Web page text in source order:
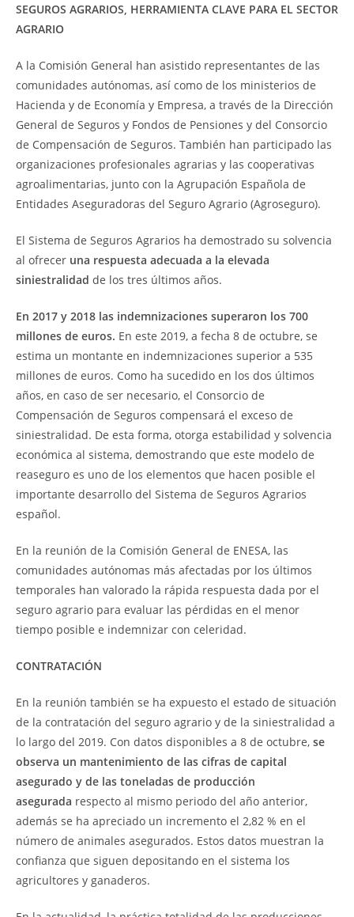
SEGUROS AGRARIOS, HERRAMIENTA CLAVE PARA EL SECTOR
AGRARIO
A la Comisión General han asistido representantes de las
comunidades autónomas, así como de los ministerios de
Hacienda y de Economía y Empresa, a través de la Dirección
General de Seguros y Fondos de Pensiones y del Consorcio
de Compensación de Seguros. También han participado las
organizaciones profesionales agrarias y las cooperativas
agroalimentarias, junto con la Agrupación Española de
Entidades Aseguradoras del Seguro Agrario (Agroseguro).
El Sistema de Seguros Agrarios ha demostrado su solvencia
al ofrecer una respuesta adecuada a la elevada
siniestralidad de los tres últimos años.
En 2017 y 2018 las indemnizaciones superaron los 700
millones de euros. En este 2019, a fecha 8 de octubre, se
estima un montante en indemnizaciones superior a 535
millones de euros. Como ha sucedido en los dos últimos
años, en caso de ser necesario, el Consorcio de
Compensación de Seguros compensará el exceso de
siniestralidad. De esta forma, otorga estabilidad y solvencia
económica al sistema, demostrando que este modelo de
reaseguro es uno de los elementos que hacen posible el
importante desarrollo del Sistema de Seguros Agrarios
español.
En la reunión de la Comisión General de ENESA, las
comunidades autónomas más afectadas por los últimos
temporales han valorado la rápida respuesta dada por el
seguro agrario para evaluar las pérdidas en el menor
tiempo posible e indemnizar con celeridad.
CONTRATACIÓN
En la reunión también se ha expuesto el estado de situación
de la contratación del seguro agrario y de la siniestralidad a
lo largo del 2019. Con datos disponibles a 8 de octubre, se
observa un mantenimiento de las cifras de capital
asegurado y de las toneladas de producción
asegurada respecto al mismo periodo del año anterior,
además se ha apreciado un incremento el 2,82 % en el
número de animales asegurados. Estos datos muestran la
confianza que siguen depositando en el sistema los
agricultores y ganaderos.